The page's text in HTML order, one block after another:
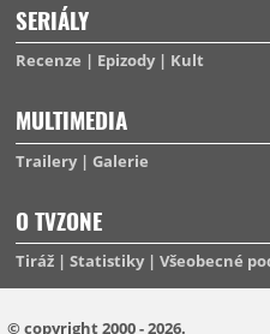
SERIÁLY
Recenze Epizody Kult
MULTIMEDIA
Trailery Galerie
O TVZONE
Tiráž Statistiky Všeobecné
© copyright 2000 - 2026.